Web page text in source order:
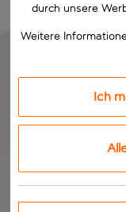
durch unsere
Weitere
Ich